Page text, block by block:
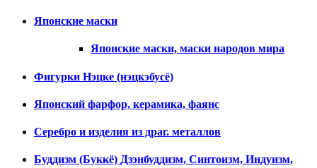
Японские маски
Японские маски, маски народов мира
Фигурки Нэцке (нэцкэбусё)
Японский фарфор, керамика, фаянс
Серебро и изделия из драг. металлов
Буддизм (Буккё) Дзэнбуддизм, Синтоизм, Индуизм,